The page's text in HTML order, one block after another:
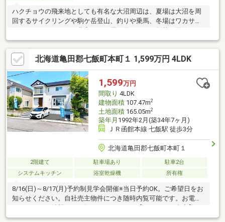
ハクチョウの飛来地としても有名な大沼周辺は、夏場は大沼を周
回するサイクリングや駒ケ岳登山、釣りや乗馬、冬場はワカサギ
ての活用をお考えの方にもおすすめ。
北海道亀田郡七飯町本町１ 1,599万円 4LDK
1,599万円
間取り 4LDK
建物面積107.47m2
土地面積165.05m2
築年月 1992年2月(築34年7ヶ月)
ＪＲ函館本線 七飯駅 徒歩3分
北海道亀田郡七飯町本町１
2階建て 駐車場あり
駐車2台
システムキッチン
浴室乾燥機 所有権
8/16(日)～8/17(月)予約制見学会開催※当日予約OK。ご希望日をお
知らせください。自社売主物件につき随時内覧可能です。お電話
外構工事駐車場拡張、屋根・外壁塗装、庭木伐採●内装工事シス